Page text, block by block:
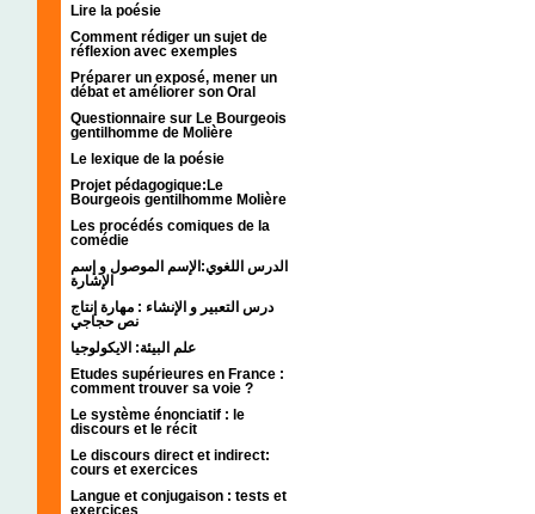
Lire la poésie
Comment rédiger un sujet de
réflexion avec exemples
Préparer un exposé, mener un
débat et améliorer son Oral
Questionnaire sur Le Bourgeois
gentilhomme de Molière
Le lexique de la poésie
Projet pédagogique:Le
Bourgeois gentilhomme Molière
Les procédés comiques de la
comédie
الدرس اللغوي:الإسم الموصول و إسم
الإشارة
درس التعبير و الإنشاء : مهارة إنتاج
نص حجاجي
علم البيئة: الايكولوجيا
Etudes supérieures en France :
comment trouver sa voie ?
Le système énonciatif : le
discours et le récit
Le discours direct et indirect:
cours et exercices
Langue et conjugaison : tests et
exercices